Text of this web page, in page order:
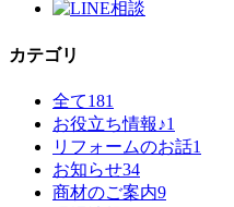
カテゴリ
全て181
お役立ち情報♪1
リフォームのお話1
お知らせ34
商材のご案内9